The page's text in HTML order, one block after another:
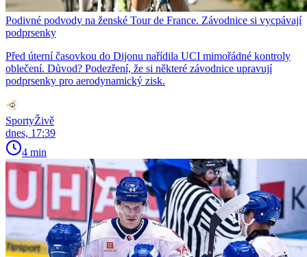
Podivné podvody na ženské Tour de France. Závodnice si vycpávají
podprsenky
Před úterní časovkou do Dijonu nařídila UCI mimořádné kontroly
oblečení. Důvod? Podezření, že si některé závodnice upravují
podprsenky pro aerodynamický zisk.
SportyŽivě
dnes, 17:39
4 min